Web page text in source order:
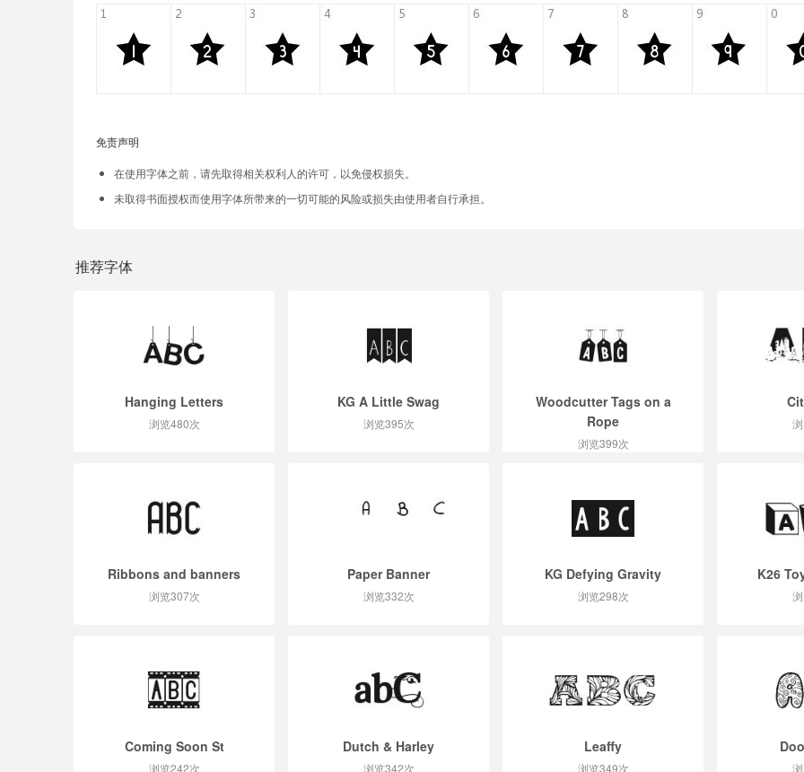
免责声明
在使用字体之前，请先取得相关权利人的许可，以免侵权损失。
未取得书面授权而使用字体所带来的一切可能的风险或损失由使用者自行承担。
推荐字体
Hanging Letters
浏览480次
KG A Little Swag
浏览395次
Woodcutter Tags on a
Rope
浏览399次
Ribbons and banners
浏览307次
Paper Banner
浏览332次
KG Defying Gravity
浏览298次
K26
Coming Soon St
浏览242次
Dutch & Harley
浏览342次
Leaffy
浏览349次